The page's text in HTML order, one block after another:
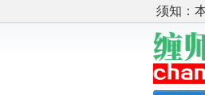
须知：